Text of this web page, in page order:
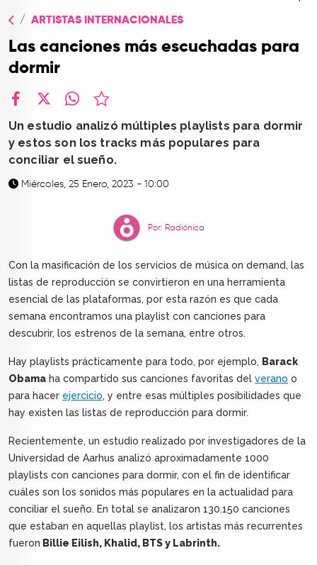
CONTACTO
ARTISTAS INTERNACIONALES
Las canciones más escuchadas para
dormir
Un estudio analizó múltiples playlists para dormir
y estos son los tracks más populares para
conciliar el sueño.
Miércoles, 25 Enero, 2023 - 10:00
Por: Radiónica
Con la masificación de los servicios de música on demand, las
listas de reproducción se convirtieron en una herramienta
esencial de las plataformas, por esta razón es que cada
semana encontramos una playlist con canciones para
descubrir, los estrenos de la semana, entre otros.
Hay playlists prácticamente para todo, por ejemplo, Barack
Obama ha compartido sus canciones favoritas del verano o
para hacer ejercicio, y entre esas múltiples posibilidades que
hay existen las listas de reproducción para dormir.
Recientemente, un estudio realizado por investigadores de la
Universidad de Aarhus analizó aproximadamente 1000
playlists con canciones para dormir, con el fin de identificar
cuáles son los sonidos más populares en la actualidad para
conciliar el sueño. En total se analizaron 130.150 canciones
que estaban en aquellas playlist, los artistas más recurrentes
fueron Billie Eilish, Khalid, BTS y Labrinth.